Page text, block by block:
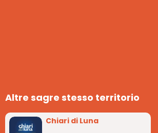
Altre sagre stesso territorio
Chiari di Luna